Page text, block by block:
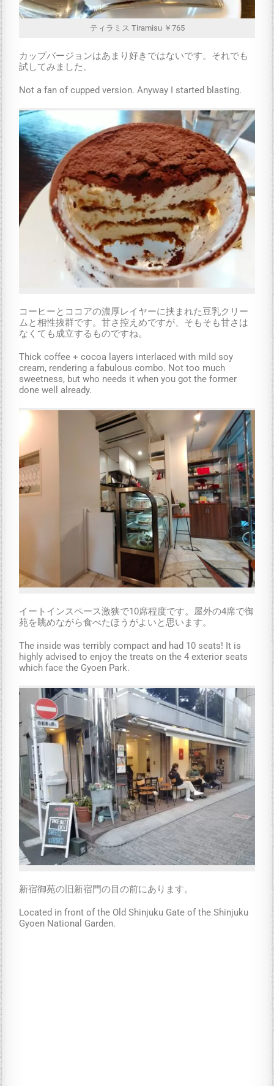
ティラミス Tiramisu ￥765
カップバージョンはあまり好きではないです。それでも
試してみました。
Not a fan of cupped version. Anyway I started blasting.
コーヒーとココアの濃厚レイヤーに挟まれた豆乳クリー
ムと相性抜群です。甘さ控えめですが、そもそも甘さは
なくても成立するものですね。
Thick coffee + cocoa layers interlaced with mild soy
cream, rendering a fabulous combo. Not too much
sweetness, but who needs it when you got the former
done well already.
イートインスペース激狭で10席程度です。屋外の4席で御
苑を眺めながら食べたほうがよいと思います。
The inside was terribly compact and had 10 seats! It is
highly advised to enjoy the treats on the 4 exterior seats
which face the Gyoen Park.
新宿御苑の旧新宿門の目の前にあります。
Located in front of the Old Shinjuku Gate of the Shinjuku
Gyoen National Garden.